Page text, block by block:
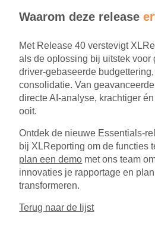
Waarom deze release
Met Release 40 verstevigt
als de oplossing bij uitstek voor
driver-gebaseerde
consolidatie. Van
directe AI-analyse, krachtiger
ooit.
Ontdek de nieuwe Essentials-
bij XLReporting om de functies
plan een demo met ons team
innovaties je rapportage en
transformeren.
Terug naar de lijst